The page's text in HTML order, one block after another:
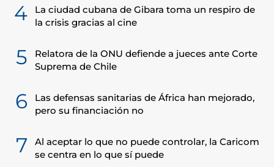
4
La ciudad cubana de Gibara toma un respiro de
la crisis gracias al cine
5
Relatora de la ONU defiende a jueces ante Corte
Suprema de Chile
6
Las defensas sanitarias de África han mejorado,
pero su financiación no
7
Al aceptar lo que no puede controlar, la Caricom
se centra en lo que sí puede